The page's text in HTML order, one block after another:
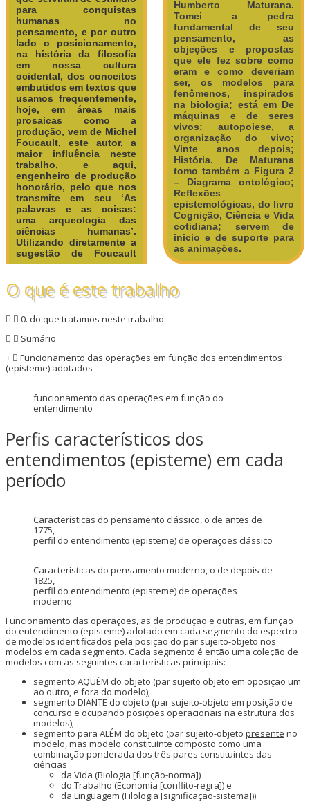
para conquistas
humanas no
pensamento, e por outro
lado o posicionamento,
na história da filosofia
em nossa cultura
ocidental, dos conceitos
embutidos em textos que
usamos frequentemente,
hoje, em áreas mais
prosaicas como a
produção, vem de Michel
Foucault, este autor, a
maior influência neste
trabalho, e aqui,
engenheiro de produção
honorário, pelo que nos
transmite em seu ‘As
palavras e as coisas:
uma arqueologia das
ciências humanas’.
Utilizando diretamente a
sugestão de Foucault
Humberto Maturana.
Tomei a pedra
fundamental de seu
pensamento, as
objeções e propostas
que ele fez sobre como
eram e como deveriam
ser, os modelos para
fenômenos, inspirados
na biologia; está em De
máquinas e de seres
vivos: autopoiese, a
organização do vivo;
Vinte anos depois;
História. De Maturana
tomo também a Figura 2
– Diagrama ontológico;
Reflexões
epistemológicas, do livro
Cognição, Ciência e Vida
cotidiana; servem de
inicio e de suporte para
as animações.
O que é este trabalho
0. do que tratamos neste trabalho
Sumário
Funcionamento das operações em função dos entendimentos
(episteme) adotados
funcionamento das operações em função do
entendimento
Perfis característicos dos
entendimentos (episteme) em cada
período
Características do pensamento clássico, o de antes de
1775,
perfil do entendimento (episteme) de operações clássico
Características do pensamento moderno, o de depois de
1825,
perfil do entendimento (episteme) de operações
moderno
Funcionamento das operações, as de produção e outras, em função
do entendimento (episteme) adotado em cada segmento do espectro
de modelos identificados pela posição do par sujeito-objeto nos
modelos em cada segmento. Cada segmento é então uma coleção de
modelos com as seguintes características principais:
segmento AQUÉM do objeto (par sujeito objeto em oposição um
ao outro, e fora do modelo);
segmento DIANTE do objeto (par sujeito-objeto em posição de
concurso e ocupando posições operacionais na estrutura dos
modelos);
segmento para ALÉM do objeto (par sujeito-objeto presente no
modelo, mas modelo constituinte composto como uma
combinação ponderada dos três pares constituintes das
ciências
da Vida (Biologia [função-norma])
do Trabalho (Economia [conflito-regra]) e
da Linguagem (Filologia [significação-sistema]))